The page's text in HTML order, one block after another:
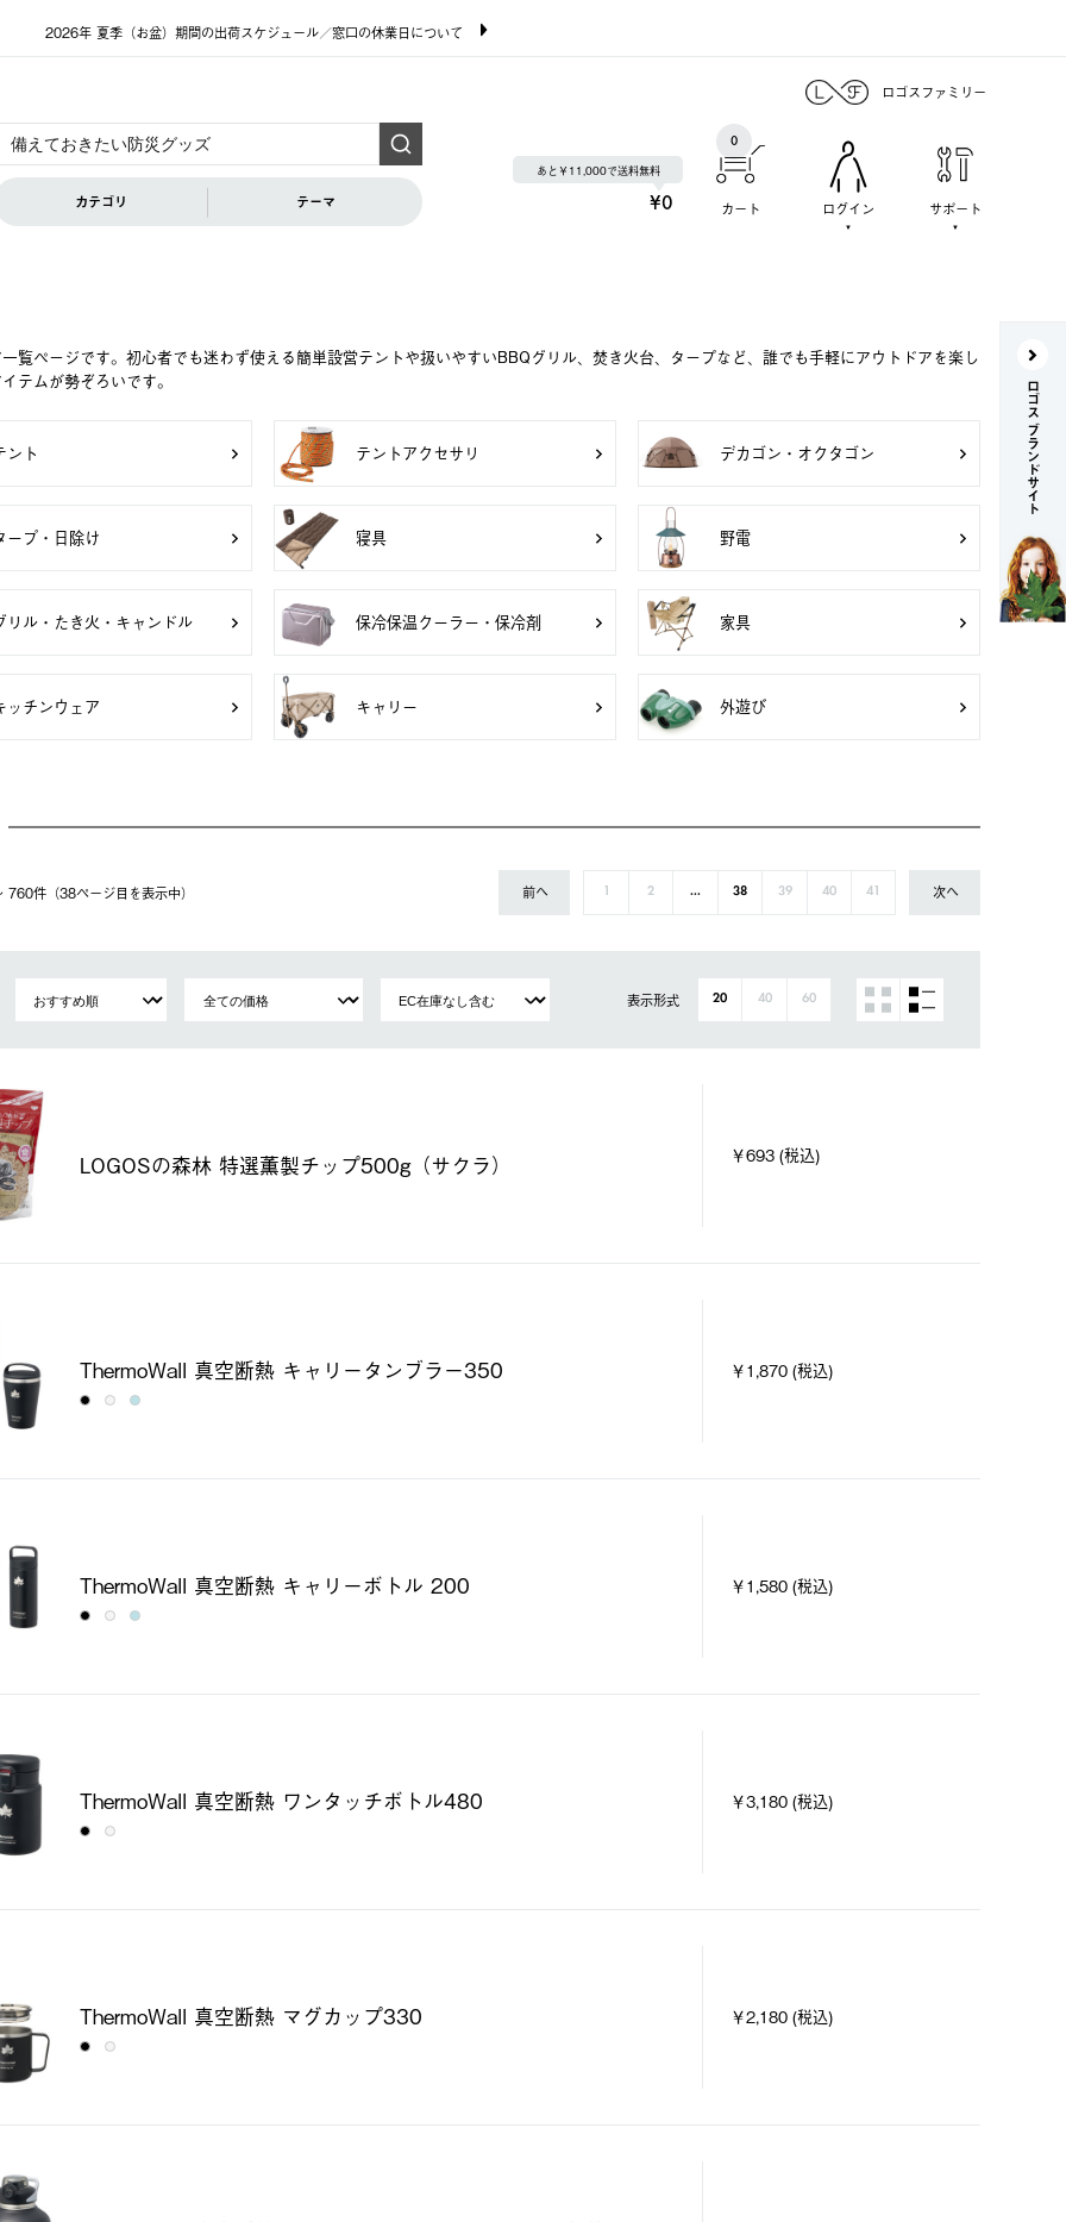
2026年 夏季（お盆）期間の出荷スケジュール／窓口の休業日について
ロゴスファミリー
カテゴリ テーマ
あと￥11,000で送料無料
¥0 カート
0
ログイン サポート
覧ページです。初心者でも迷わず使える簡単設営テントや扱いやすいBBQグリル、焚き火台、タープなど、誰でも手軽にアウトドアを楽し
テムが勢ぞろいです。
ント テントアクセサリ デカゴン・オクタゴン
ープ・日除け 寝具 野電
リル・たき火・キャンドル 保冷保温クーラー・保冷剤 家具
ッチンウェア キャリー 外遊び
件（38ページ⽬を表⽰中） 前へ 1 2 ... 38 39 40 41 次へ
表示形式 20 40 60
LOGOSの森林 特選薫製チップ500g（サクラ） ￥693 (税込)
ThermoWall 真空断熱 キャリータンブラー350 ￥1,870 (税込)
ThermoWall 真空断熱 キャリーボトル 200 ￥1,580 (税込)
ThermoWall 真空断熱 ワンタッチボトル480 ￥3,180 (税込)
ThermoWall 真空断熱 マグカップ330 ￥2,180 (税込)
ロゴス ブランドサイト